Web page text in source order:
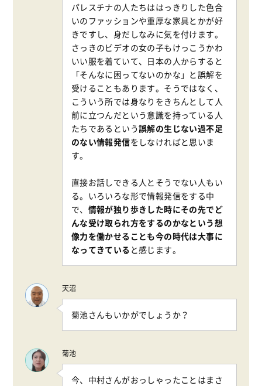
パレスチナの人たちははっきりした色合
いのファッションや重厚な家具とかが好
きですし、身だしなみに気を付けます。
さっきのビデオの女の子もけっこうかわ
いい服を着ていて、日本の人からすると
「そんなに困ってないのかな」と誤解を
受けることもあります。そうではなく、
こういう所では身なりをきちんとして人
前に立つんだという意識を持っている人
たちであるという誤解の生じない過不足
のない情報発信をしなければと思いま
す。
直接お話しできる人とそうでない人もい
る。いろいろな形で情報発信をする中
で、 情報が独り歩きした時にその先でど
んな受け取られ方をするのかなという想
像力を働かせることも今の時代は大事に
なってきている と感じます。
天沼
菊池さんもいかがでしょうか？
菊池
今、中村さんがおっしゃったことはまさ